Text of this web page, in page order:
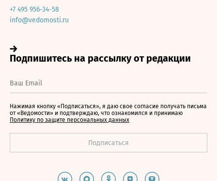
+7 495 956-34-58
info@vedomosti.ru
Нажимая кнопку «Подписаться», я даю свое согласие получать письма
от «Ведомости» и подтверждаю, что ознакомился и принимаю
Политику по защите персональных данных